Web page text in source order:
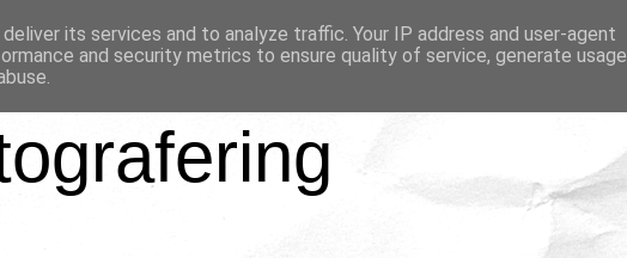
its services and to analyze traffic. Your IP address and user-agent
and security metrics to ensure quality of service, generate usage